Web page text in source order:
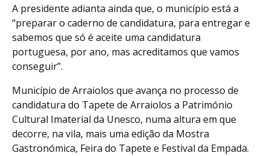
A presidente adianta ainda que, o município está a
“preparar o caderno de candidatura, para entregar e
sabemos que só é aceite uma candidatura
portuguesa, por ano, mas acreditamos que vamos
conseguir”.
Município de Arraiolos que avança no processo de
candidatura do Tapete de Arraiolos a Património
Cultural Imaterial da Unesco, numa altura em que
decorre, na vila, mais uma edição da Mostra
Gastronómica, Feira do Tapete e Festival da Empada.